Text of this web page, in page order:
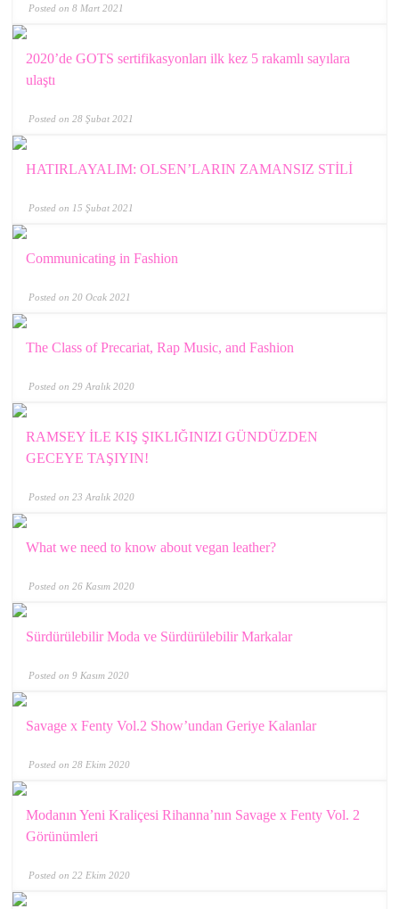
Posted on 8 Mart 2021
2020’de GOTS sertifikasyonları ilk kez 5 rakamlı sayılara
ulaştı
Posted on 28 Şubat 2021
HATIRLAYALIM: OLSEN’LARIN ZAMANSIZ STİLİ
Posted on 15 Şubat 2021
Communicating in Fashion
Posted on 20 Ocak 2021
The Class of Precariat, Rap Music, and Fashion
Posted on 29 Aralık 2020
RAMSEY İLE KIŞ ŞIKLIĞINIZI GÜNDÜZDEN
GECEYE TAŞIYIN!
Posted on 23 Aralık 2020
What we need to know about vegan leather?
Posted on 26 Kasım 2020
Sürdürülebilir Moda ve Sürdürülebilir Markalar
Posted on 9 Kasım 2020
Savage x Fenty Vol.2 Show’undan Geriye Kalanlar
Posted on 28 Ekim 2020
Modanın Yeni Kraliçesi Rihanna’nın Savage x Fenty Vol. 2
Görünümleri
Posted on 22 Ekim 2020